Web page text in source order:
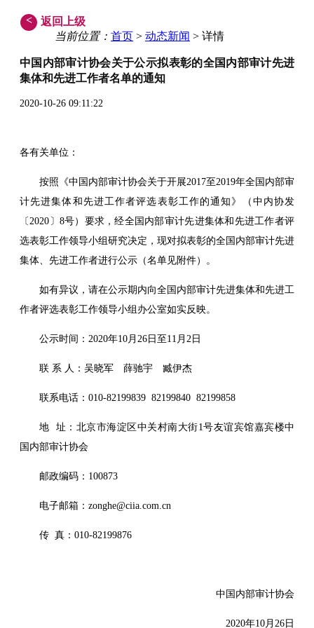
<
返回上级
当前位置： 首页 > 动态新闻 > 详情
中国内部审计协会关于公示拟表彰的全国内部审计先进
集体和先进工作者名单的通知
2020-10-26 09:11:22
各有关单位：
按照《中国内部审计协会关于开展2017至2019年全国内部审
计先进集体和先进工作者评选表彰工作的通知》（中内协发
〔2020〕8号）要求，经全国内部审计先进集体和先进工作者评
选表彰工作领导小组研究决定，现对拟表彰的全国内部审计先进
集体、先进工作者进行公示（名单见附件）。
如有异议，请在公示期内向全国内部审计先进集体和先进工
作者评选表彰工作领导小组办公室如实反映。
公示时间：2020年10月26日至11月2日
联 系 人：吴晓军 薛驰宇 臧伊杰
联系电话：010-82199839 82199840 82199858
地 址：北京市海淀区中关村南大街1号友谊宾馆嘉宾楼中
国内部审计协会
邮政编码：100873
电子邮箱：zonghe@ciia.com.cn
传 真：010-82199876
中国内部审计协会
2020年10月26日